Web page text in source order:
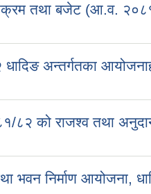
तथा बजेट (आ.व.
अन्तर्गतका
को राजश्व तथा अनुदान
भवन निर्माण आयोजना,